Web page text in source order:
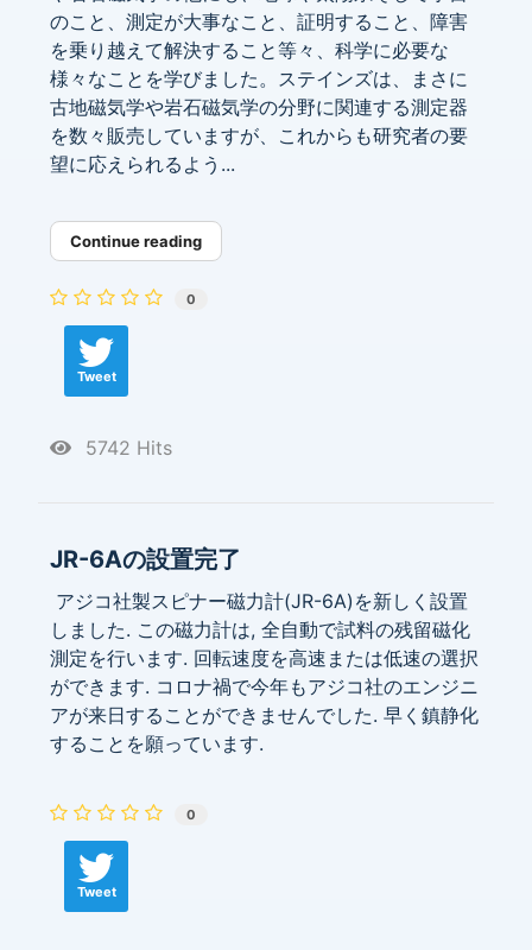
のこと、測定が大事なこと、証明すること、障害
を乗り越えて解決すること等々、科学に必要な
様々なことを学びました。ステインズは、まさに
古地磁気学や岩石磁気学の分野に関連する測定器
を数々販売していますが、これからも研究者の要
望に応えられるよう...
Continue reading
0
Tweet
5742 Hits
JR-6Aの設置完了
アジコ社製スピナー磁力計(JR-6A)を新しく設置
しました. この磁力計は, 全自動で試料の残留磁化
測定を行います. 回転速度を高速または低速の選択
ができます. コロナ禍で今年もアジコ社のエンジニ
アが来日することができませんでした. 早く鎮静化
することを願っています.
0
Tweet